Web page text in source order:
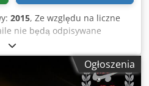
2015, Ze względu na liczne
nie będą odpisywane
POMYŁEK,
SPRZEDAŻY
Am Dskr
Ogłoszenia